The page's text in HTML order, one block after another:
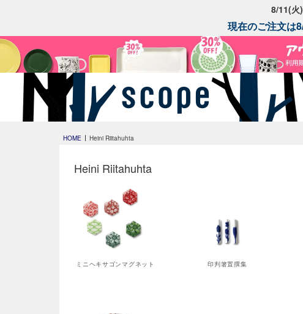
8/11(火
現在のご注文は
HOME Heini Riitahuhta
Heini Riitahuhta
ミニヘキサゴンマグネット 印判箸置撰集